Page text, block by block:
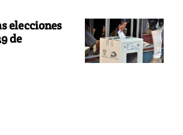
elecciones
de